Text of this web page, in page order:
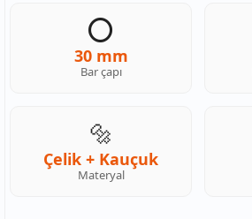
⭕
30 mm
Bar çapı
🔩
Çelik + Kauçuk
Materyal